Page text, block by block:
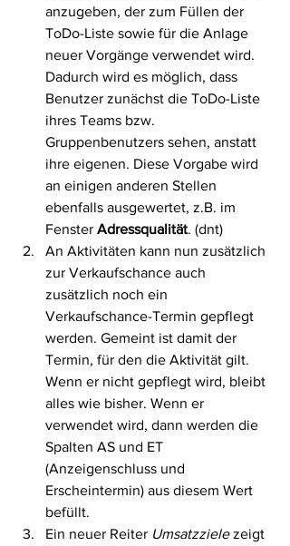
anzugeben, der zum Füllen der
ToDo-Liste sowie für die Anlage
neuer Vorgänge verwendet wird.
Dadurch wird es möglich, dass
Benutzer zunächst die ToDo-Liste
ihres Teams bzw.
Gruppenbenutzers sehen, anstatt
ihre eigenen. Diese Vorgabe wird
an einigen anderen Stellen
ebenfalls ausgewertet, z.B. im
Fenster Adressqualität. (dnt)
An Aktivitäten kann nun zusätzlich
zur Verkaufschance auch
zusätzlich noch ein
Verkaufschance-Termin gepflegt
werden. Gemeint ist damit der
Termin, für den die Aktivität gilt.
Wenn er nicht gepflegt wird, bleibt
alles wie bisher. Wenn er
verwendet wird, dann werden die
Spalten AS und ET
(Anzeigenschluss und
Erscheintermin) aus diesem Wert
befüllt.
Ein neuer Reiter Umsatzziele zeigt